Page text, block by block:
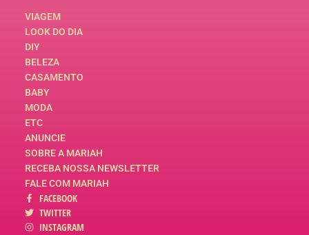
VIAGEM
LOOK DO DIA
DIY
BELEZA
CASAMENTO
BABY
MODA
ETC
ANUNCIE
SOBRE A MARIAH
RECEBA NOSSA NEWSLETTER
FALE COM MARIAH
FACEBOOK
TWITTER
INSTAGRAM